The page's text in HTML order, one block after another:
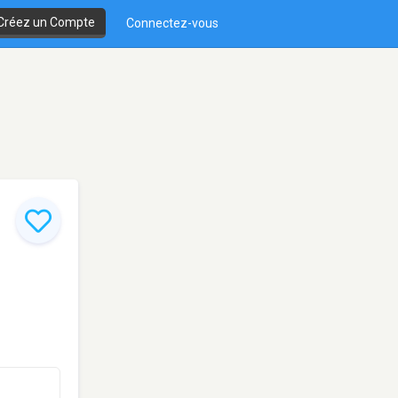
un Compte Connectez-vous